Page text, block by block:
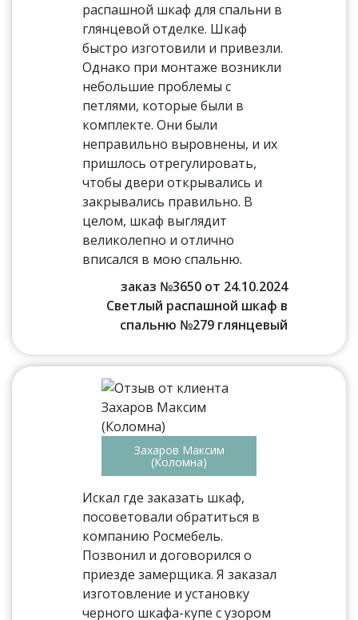
распашной шкаф для спальни в
глянцевой отделке. Шкаф
быстро изготовили и привезли.
Однако при монтаже возникли
небольшие проблемы с
петлями, которые были в
комплекте. Они были
неправильно выровнены, и их
пришлось отрегулировать,
чтобы двери открывались и
закрывались правильно. В
целом, шкаф выглядит
великолепно и отлично
вписался в мою спальню.
заказ №3650 от 24.10.2024
Светлый распашной шкаф в
спальню №279 глянцевый
Захаров Максим
(Коломна)
Искал где заказать шкаф,
посоветовали обратиться в
компанию Росмебель.
Позвонил и договорился о
приезде замерщика. Я заказал
изготовление и установку
черного шкафа-купе с узором